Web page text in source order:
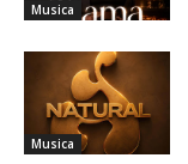
Musica
Musica